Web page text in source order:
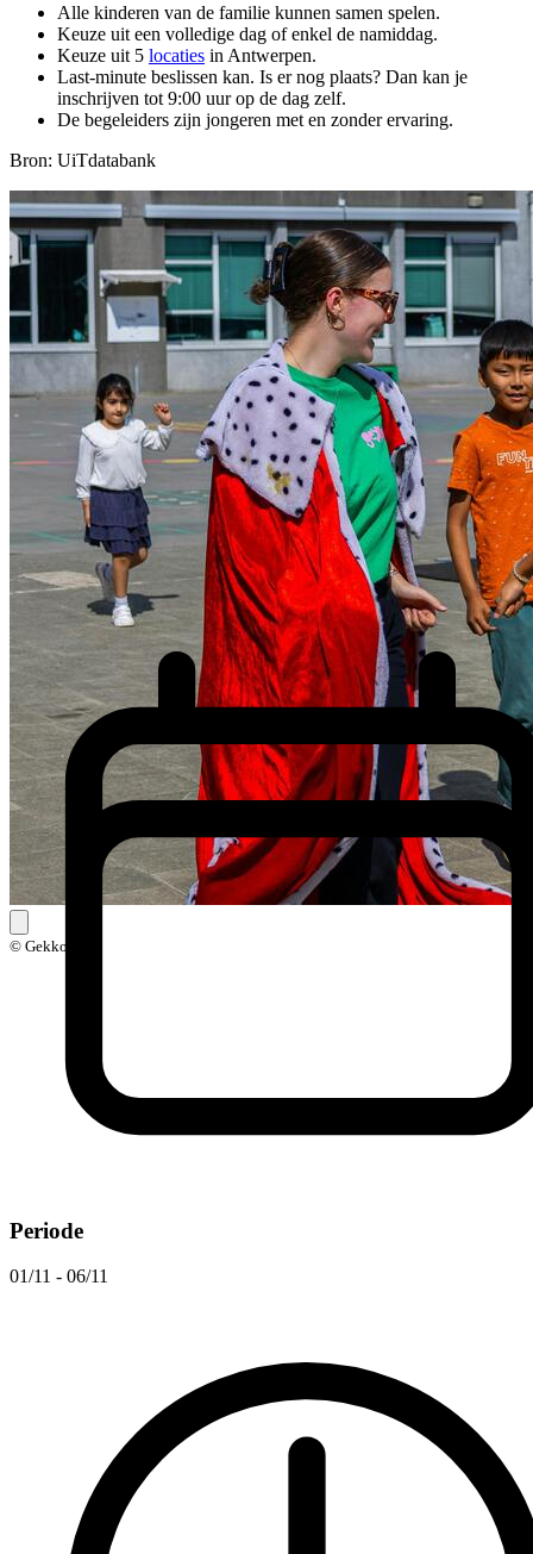
Alle kinderen van de familie kunnen samen spelen.
Keuze uit een volledige dag of enkel de namiddag.
Keuze uit 5 locaties in Antwerpen.
Last-minute beslissen kan. Is er nog plaats? Dan kan je
inschrijven tot 9:00 uur op de dag zelf.
De begeleiders zijn jongeren met en zonder ervaring.
Bron: UiTdatabank
© Gekkoo
Periode
01/11 - 06/11